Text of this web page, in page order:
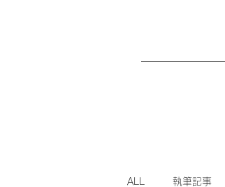
ALL 執筆記事